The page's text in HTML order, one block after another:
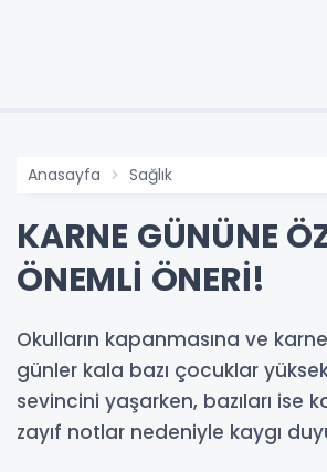
Anasayfa Sağlık
KARNE GÜNÜNE
ÖNEMLİ ÖNERİ!
Okulların kapanmasına ve
günler kala bazı çocuklar
sevincini yaşarken, bazıları ise
zayıf notlar nedeniyle kaygı